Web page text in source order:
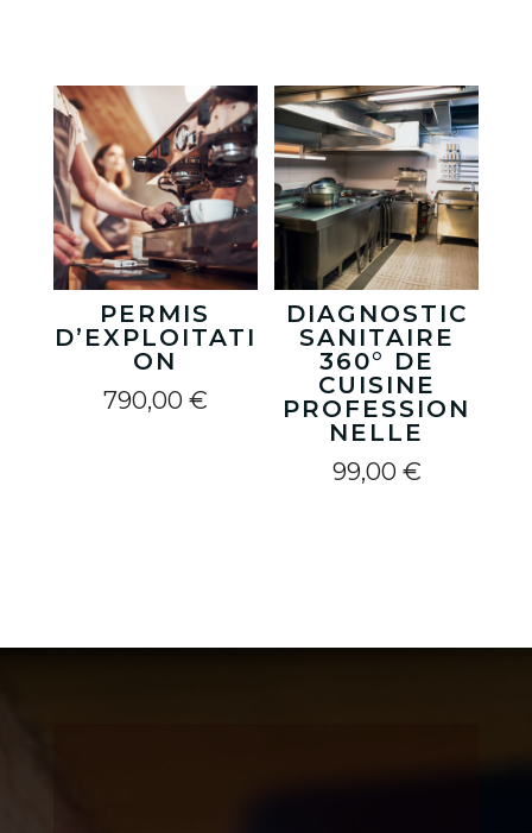
PERMIS
D’EXPLOITATI
ON
790,00 €
DIAGNOSTIC
SANITAIRE
360° DE
CUISINE
PROFESSION
NELLE
99,00 €